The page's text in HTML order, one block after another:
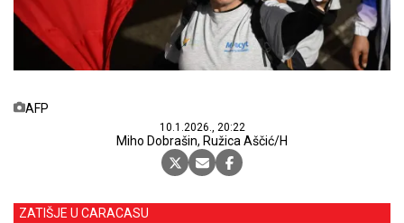
AFP
10.1.2026., 20:22
Miho Dobrašin, Ružica Aščić/H
ZATIŠJE U CARACASU